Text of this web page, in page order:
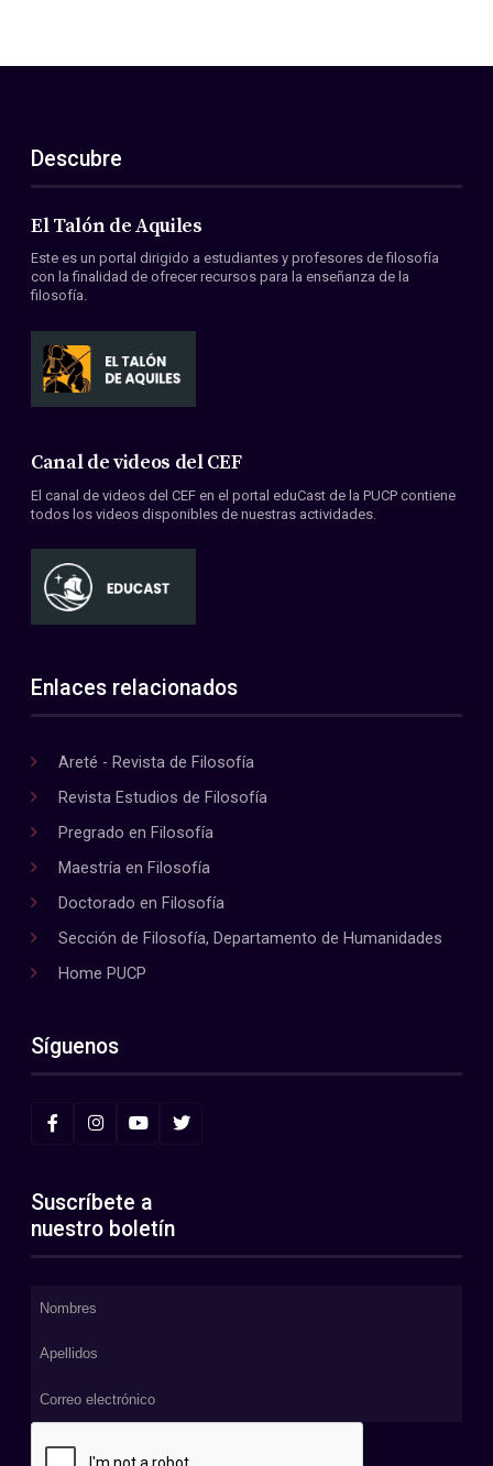
Descubre
El Talón de Aquiles
Este es un portal dirigido a estudiantes y profesores de filosofía
con la finalidad de ofrecer recursos para la enseñanza de la
filosofía.
Canal de videos del CEF
El canal de videos del CEF en el portal eduCast de la PUCP contiene
todos los videos disponibles de nuestras actividades.
Enlaces relacionados
Areté - Revista de Filosofía
Revista Estudios de Filosofía
Pregrado en Filosofía
Maestría en Filosofía
Doctorado en Filosofía
Sección de Filosofía, Departamento de Humanidades
Home PUCP
Síguenos
Suscríbete a
nuestro boletín